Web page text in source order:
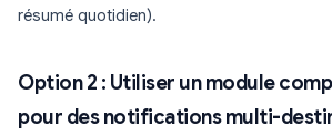
résumé quotidien).
Option 2 : Utiliser un module
pour des notifications multi-